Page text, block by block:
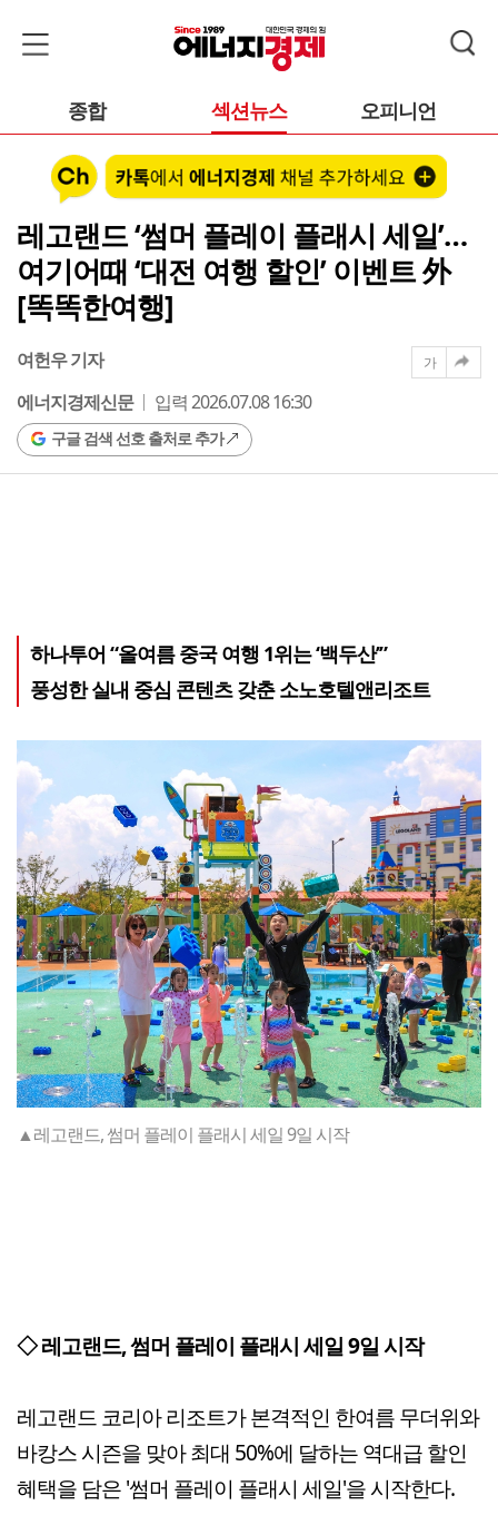
종합 섹션뉴스 오피니언
레고랜드 ‘썸머 플레이 플래시 세일’…
여기어때 ‘대전 여행 할인’ 이벤트 外
[똑똑한여행]
여헌우 기자
에너지경제신문
입력 2026.07.08 16:30
구글 검색 선호 출처로 추가
가
하나투어 “올여름 중국 여행 1위는 ‘백두산’”
풍성한 실내 중심 콘텐츠 갖춘 소노호텔앤리조트
▲레고랜드, 썸머 플레이 플래시 세일 9일 시작
◇ 레고랜드, 썸머 플레이 플래시 세일 9일 시작
레고랜드 코리아 리조트가 본격적인 한여름 무더위와
바캉스 시즌을 맞아 최대 50%에 달하는 역대급 할인
혜택을 담은 '썸머 플레이 플래시 세일'을 시작한다.